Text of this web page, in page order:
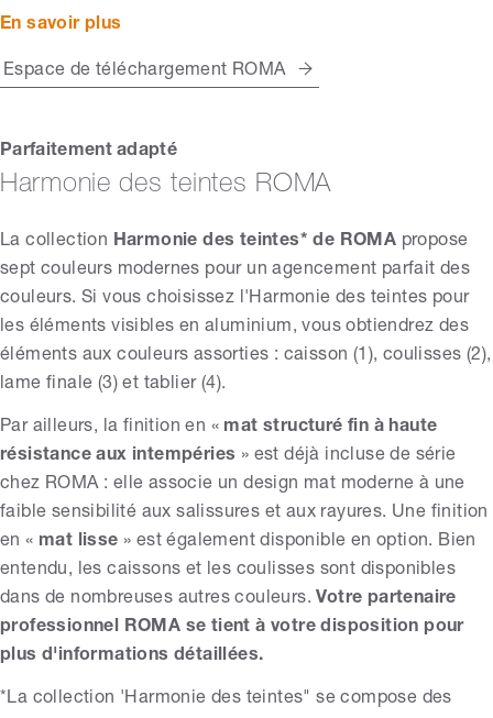
En savoir plus
Espace de téléchargement ROMA
Parfaitement adapté
Harmonie des teintes ROMA
La collection Harmonie des teintes* de ROMA propose
sept couleurs modernes pour un agencement parfait des
couleurs. Si vous choisissez l'Harmonie des teintes pour
les éléments visibles en aluminium, vous obtiendrez des
éléments aux couleurs assorties : caisson (1), coulisses (2),
lame finale (3) et tablier (4).
Par ailleurs, la finition en « mat structuré fin à haute
résistance aux intempéries » est déjà incluse de série
chez ROMA : elle associe un design mat moderne à une
faible sensibilité aux salissures et aux rayures. Une finition
en « mat lisse » est également disponible en option. Bien
entendu, les caissons et les coulisses sont disponibles
dans de nombreuses autres couleurs. Votre partenaire
professionnel ROMA se tient à votre disposition pour
plus d'informations détaillées.
*La collection 'Harmonie des teintes" se compose des